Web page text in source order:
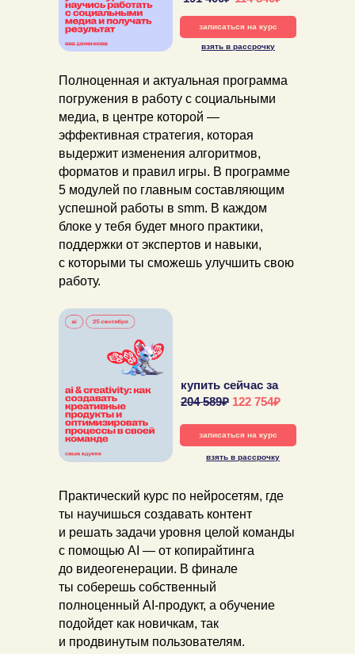
купить сейчас за
204 589₽ 122 754₽
Практический курс по нейросетям, где
ты научишься создавать контент
и решать задачи уровня целой команды
с помощью AI — от копирайтинга
до видеогенерации. В финале
ты соберешь собственный
полноценный AI-продукт, а обучение
подойдет как новичкам, так
и продвинутым пользователям.
записаться на курс
взять в рассрочку
взять в рассрочку
записаться на курс
Полноценная и актуальная программа
погружения в работу с социальными
медиа, в центре которой —
эффективная стратегия, которая
выдержит изменения алгоритмов,
форматов и правил игры. В программе
5 модулей по главным составляющим
успешной работы в smm. В каждом
блоке у тебя будет много практики,
поддержки от экспертов и навыки,
с которыми ты сможешь улучшить свою
работу.